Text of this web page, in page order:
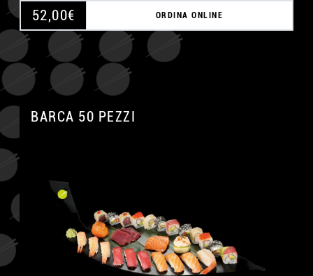
52,00€ ORDINA ONLINE
BARCA 50 PEZZI